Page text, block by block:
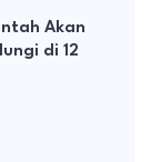
Akan
di 12